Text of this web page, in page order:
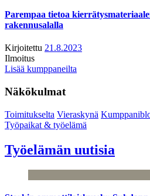
Parempaa tietoa
rakennusalalla
Kirjoitettu 21.8.2023
Ilmoitus
Lisää kumppaneilta
Näkökulmat
Toimitukselta Vieraskynä
Työpaikat & työelämä
Työelämän uutisia